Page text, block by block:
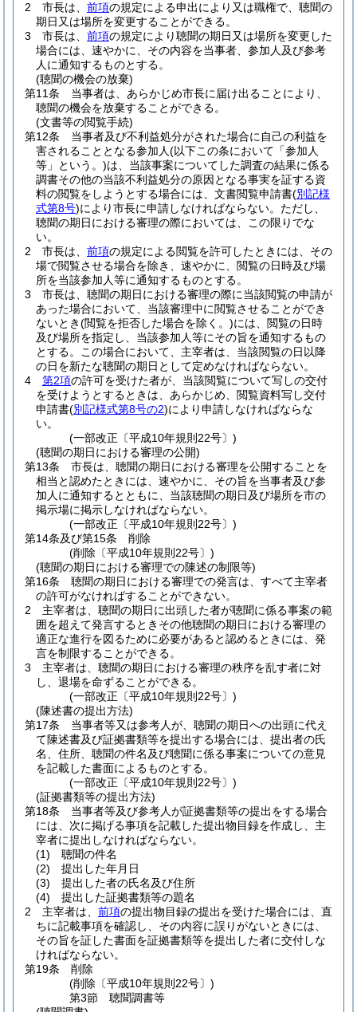
2
市長は、 前項の規定による申出により又は職権で、聴聞の
期日又は場所を変更することができる。
3
市長は、 前項の規定により聴聞の期日又は場所を変更した
場合には、速やかに、その内容を当事者、参加人及び参考
人に通知するものとする。
(聴聞の機会の放棄)
第11条
当事者は、あらかじめ市長に届け出ることにより、
聴聞の機会を放棄することができる。
(文書等の閲覧手続)
第12条
当事者及び不利益処分がされた場合に自己の利益を
害されることとなる参加人(以下この条において「参加人
等」という。)は、当該事案についてした調査の結果に係る
調書その他の当該不利益処分の原因となる事実を証する資
料の閲覧をしようとする場合には、文書閲覧申請書(別記様
式第8号)により市長に申請しなければならない。 ただし、
聴聞の期日における審理の際においては、この限りでな
い。
2
市長は、 前項の規定による閲覧を許可したときには、その
場で閲覧させる場合を除き、速やかに、閲覧の日時及び場
所を当該参加人等に通知するものとする。
3
市長は、聴聞の期日における審理の際に当該閲覧の申請が
あった場合において、当該審理中に閲覧させることができ
ないとき(閲覧を拒否した場合を除く。)には、閲覧の日時
及び場所を指定し、当該参加人等にその旨を通知するもの
とする。
この場合において、主宰者は、当該閲覧の日以降
の日を新たな聴聞の期日として定めなければならない。
4
第2項の許可を受けた者が、当該閲覧について写しの交付
を受けようとするときは、あらかじめ、閲覧資料写し交付
申請書(別記様式第8号の2)により申請しなければならな
い。
(一部改正〔平成10年規則22号〕)
(聴聞の期日における審理の公開)
第13条
市長は、聴聞の期日における審理を公開することを
相当と認めたときには、速やかに、その旨を当事者及び参
加人に通知するとともに、当該聴聞の期日及び場所を市の
掲示場に掲示しなければならない。
(一部改正〔平成10年規則22号〕)
第14条及び第15条
削除
(削除〔平成10年規則22号〕)
(聴聞の期日における審理での陳述の制限等)
第16条
聴聞の期日における審理での発言は、すべて主宰者
の許可がなければすることができない。
2
主宰者は、聴聞の期日に出頭した者が聴聞に係る事案の範
囲を超えて発言するときその他聴聞の期日における審理の
適正な進行を図るために必要があると認めるときには、発
言を制限することができる。
3
主宰者は、聴聞の期日における審理の秩序を乱す者に対
し、退場を命ずることができる。
(一部改正〔平成10年規則22号〕)
(陳述書の提出方法)
第17条
当事者等又は参考人が、聴聞の期日への出頭に代え
て陳述書及び証拠書類等を提出する場合には、提出者の氏
名、住所、聴聞の件名及び聴聞に係る事案についての意見
を記載した書面によるものとする。
(一部改正〔平成10年規則22号〕)
(証拠書類等の提出方法)
第18条
当事者等及び参考人が証拠書類等の提出をする場合
には、次に掲げる事項を記載した提出物目録を作成し、主
宰者に提出しなければならない。
(1)
聴聞の件名
(2)
提出した年月日
(3)
提出した者の氏名及び住所
(4)
提出した証拠書類等の題名
2
主宰者は、 前項の提出物目録の提出を受けた場合には、直
ちに記載事項を確認し、その内容に誤りがないときには、
その旨を証した書面を証拠書類等を提出した者に交付しな
ければならない。
第19条
削除
(削除〔平成10年規則22号〕)
第3節
聴聞調書等